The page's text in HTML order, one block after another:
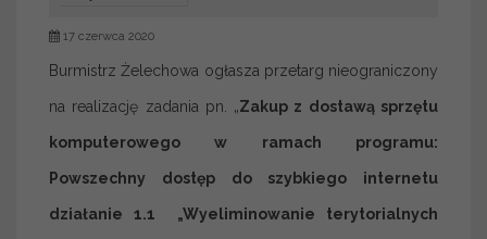
17 czerwca 2020
Burmistrz Żelechowa ogłasza przetarg nieograniczony
na realizację zadania pn. „Zakup z dostawą sprzętu
komputerowego w ramach programu:
Powszechny dostęp do szybkiego internetu
działanie 1.1 „Wyeliminowanie terytorialnych